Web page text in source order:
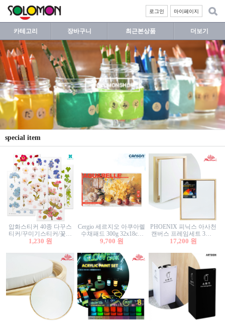
마이페이지
로그인
카테고리 장바구니 최근본상품 더보기
special item
압화스티커 40종 다꾸스
티커/꾸미기스티커/꽃스
티커/압화꽃책갈피/팬시
1,230 원
Cergio 세르지오 아쿠아렐
수채패드 300g 32x18cm
12매 1면제본
9,700 원
PHOENIX 피닉스 아사천
캔버스 프레임세트 3호F
27.3x22cm 캔버스와 올림
17,200 원